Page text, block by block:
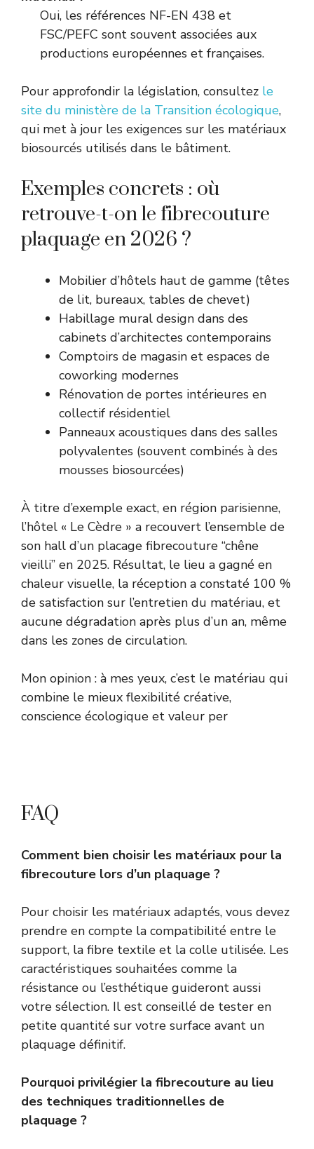
Oui, les références NF-EN 438 et
FSC/PEFC sont souvent associées aux
productions européennes et françaises.
Pour approfondir la législation, consultez le
site du ministère de la Transition écologique,
qui met à jour les exigences sur les matériaux
biosourcés utilisés dans le bâtiment.
Exemples concrets : où
retrouve-t-on le fibrecouture
plaquage en 2026 ?
Mobilier d’hôtels haut de gamme (têtes
de lit, bureaux, tables de chevet)
Habillage mural design dans des
cabinets d’architectes contemporains
Comptoirs de magasin et espaces de
coworking modernes
Rénovation de portes intérieures en
collectif résidentiel
Panneaux acoustiques dans des salles
polyvalentes (souvent combinés à des
mousses biosourcées)
À titre d’exemple exact, en région parisienne,
l’hôtel « Le Cèdre » a recouvert l’ensemble de
son hall d’un placage fibrecouture “chêne
vieilli” en 2025. Résultat, le lieu a gagné en
chaleur visuelle, la réception a constaté 100 %
de satisfaction sur l’entretien du matériau, et
aucune dégradation après plus d’un an, même
dans les zones de circulation.
Mon opinion : à mes yeux, c’est le matériau qui
combine le mieux flexibilité créative,
conscience écologique et valeur per
FAQ
Comment bien choisir les matériaux pour la
fibrecouture lors d’un plaquage ?
Pour choisir les matériaux adaptés, vous devez
prendre en compte la compatibilité entre le
support, la fibre textile et la colle utilisée. Les
caractéristiques souhaitées comme la
résistance ou l’esthétique guideront aussi
votre sélection. Il est conseillé de tester en
petite quantité sur votre surface avant un
plaquage définitif.
Pourquoi privilégier la fibrecouture au lieu
des techniques traditionnelles de
plaquage ?